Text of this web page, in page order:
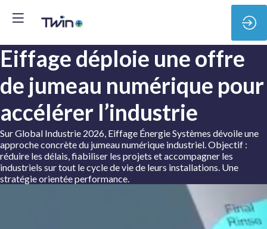
Eiffage déploie une offre
de jumeau numérique pour
accélérer l’industrie
Sur Global Industrie 2026, Eiffage Énergie Systèmes dévoile une
approche concrète du jumeau numérique industriel. Objectif :
réduire les délais, fiabiliser les projets et accompagner les
industriels sur tout le cycle de vie de leurs installations. Une
stratégie orientée performance.